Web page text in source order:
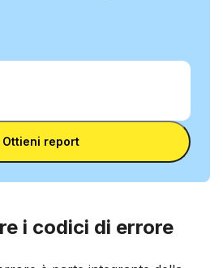
la targa
Ottieni report
i codici di errore